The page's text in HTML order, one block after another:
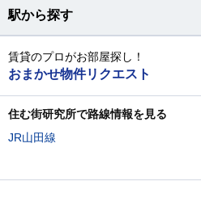
駅から探す
賃貸のプロがお部屋探し！
おまかせ物件リクエスト
住む街研究所で路線情報を見る
JR山田線